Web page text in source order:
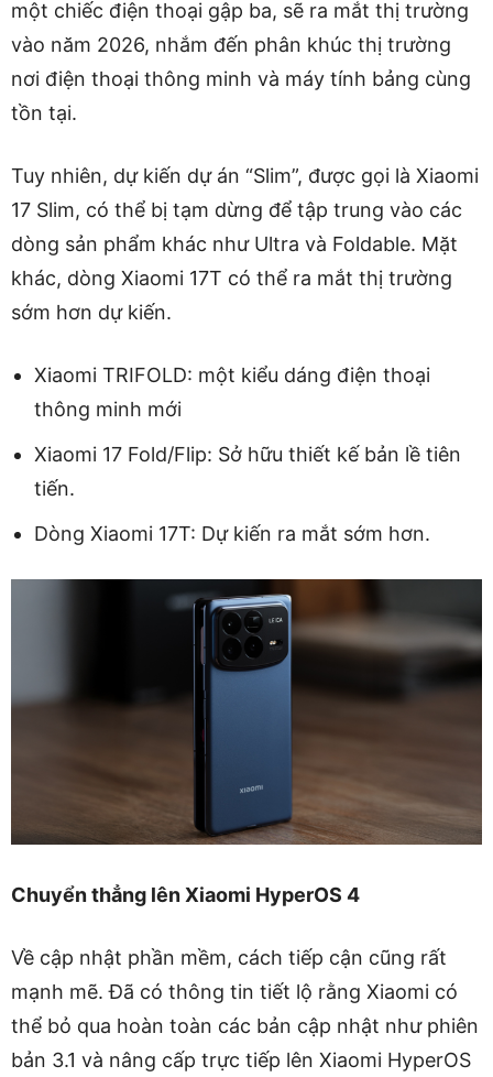
một chiếc điện thoại gập ba, sẽ ra mắt thị trường
vào năm 2026, nhắm đến phân khúc thị trường
nơi điện thoại thông minh và máy tính bảng cùng
tồn tại.
Tuy nhiên, dự kiến ​​dự án “Slim”, được gọi là Xiaomi
17 Slim, có thể bị tạm dừng để tập trung vào các
dòng sản phẩm khác như Ultra và Foldable. Mặt
khác, dòng Xiaomi 17T có thể ra mắt thị trường
sớm hơn dự kiến.
Xiaomi TRIFOLD: một kiểu dáng điện thoại
thông minh mới
Xiaomi 17 Fold/Flip: Sở hữu thiết kế bản lề tiên
tiến.
Dòng Xiaomi 17T: Dự kiến ​​ra mắt sớm hơn.
Chuyển thẳng lên Xiaomi HyperOS 4
Về cập nhật phần mềm, cách tiếp cận cũng rất
mạnh mẽ. Đã có thông tin tiết lộ rằng Xiaomi có
thể bỏ qua hoàn toàn các bản cập nhật như phiên
bản 3.1 và nâng cấp trực tiếp lên Xiaomi HyperOS